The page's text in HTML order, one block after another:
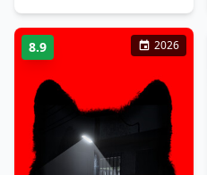
8.9 2026